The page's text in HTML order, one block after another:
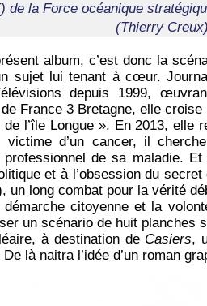
de la Force océanique
(Thierry
album, c’est donc la
sujet lui tenant à cœur.
depuis 1999,
France 3 Bretagne, elle
l’île Longue ». En 2013, elle
victime d’un cancer, il
professionnel de sa maladie.
et à l’obsession du
un long combat pour la vérité
démarche citoyenne et la
un scénario de huit planches
à destination de Casiers,
là naitra l’idée d’un roman